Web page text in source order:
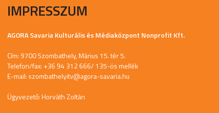
IMPRESSZUM
AGORA Savaria Kulturális és Médiaközpont Nonprofit Kft.
Cím: 9700 Szombathely, Márius 15. tér 5.
Telefon/fax: +36 94 312 666/ 135-ös mellék
E-mail: szombathelyitv@agora-savaria.hu
Ügyvezető: Horváth Zoltán